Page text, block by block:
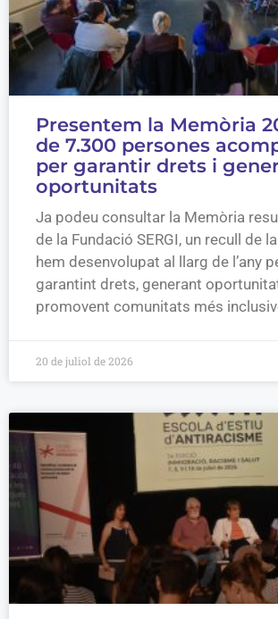
Presentem la Memòria
de 7.300 persones
per garantir drets i
oportunitats
Ja podeu consultar la Memòria
de la Fundació SERGI, un recull de
hem desenvolupat al llarg de l’any
garantint drets, generant
promovent comunitats més
20 de juliol de 2026